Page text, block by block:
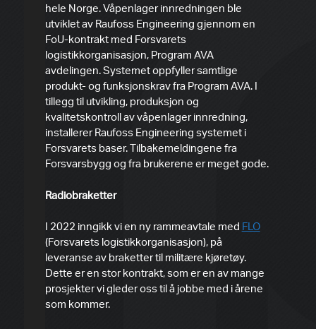
hele Norge. Våpenlager innredningen ble
utviklet av Raufoss Engineering gjennom en
FoU-kontrakt med Forsvarets
logistikkorganisasjon, Program AVA
avdelingen. Systemet oppfyller samtlige
produkt- og funksjonskrav fra Program AVA. I
tillegg til utvikling, produksjon og
kvalitetskontroll av våpenlager innredning,
installerer Raufoss Engineering systemet i
Forsvarets baser. Tilbakemeldingene fra
Forsvarsbygg og fra brukerene er meget gode.
Radiobraketter
I 2022 inngikk vi en ny rammeavtale med FLO
(Forsvarets logistikkorganisasjon), på
leveranse av braketter til militære kjøretøy.
Dette er en stor kontrakt, som er en av mange
prosjekter vi gleder oss til å jobbe med i årene
som kommer.